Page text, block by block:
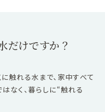
だけですか？
触れる水まで、家中すべて
なく、暮らしに“触れる